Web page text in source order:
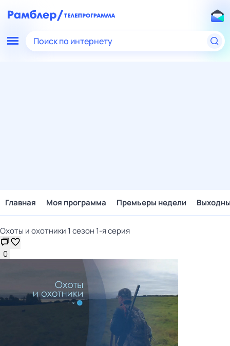
Поиск по интернету
Главная Моя программа Премьеры недели
Охоты и охотники 1 сезон 1-я серия
0